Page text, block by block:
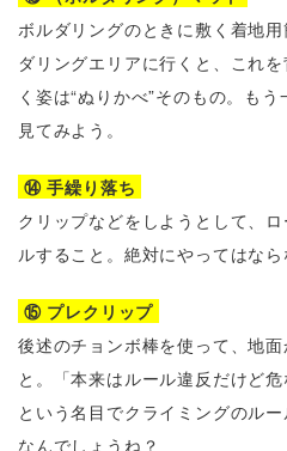
ボルダリングのときに敷く着地
ダリングエリアに行くと、これ
く姿は“ぬりかべ”そのもの。も
見てみよう。
⑭ 手繰り落ち
クリップなどをしようとして、
ルすること。絶対にやってはなら
⑮ プレクリップ
後述のチョンボ棒を使って、地
と。「本来はルール違反だけど
という名目でクライミングのル
なんでしょうね？